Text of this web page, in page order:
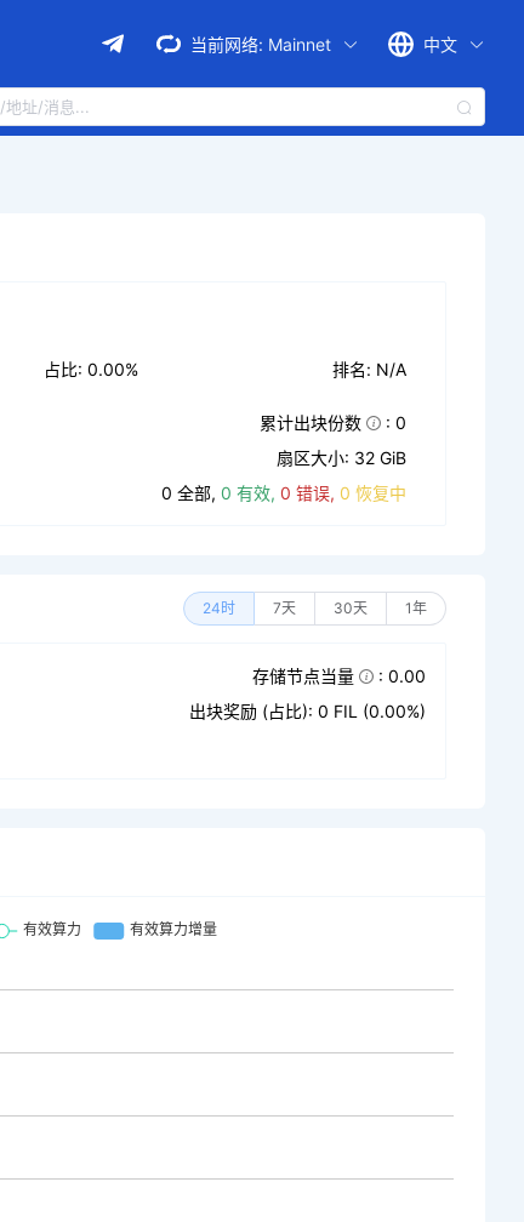
当前网络: Mainnet 中文
占比: 0.00% 排名: N/A
累计出块份数
: 0
扇区大小: 32 GiB
0 全部, 0 有效, 0 错误, 0 恢复中
24时 7天 30天 1年
存储节点当量
: 0.00
出块奖励 (占比): 0 FIL (0.00%)